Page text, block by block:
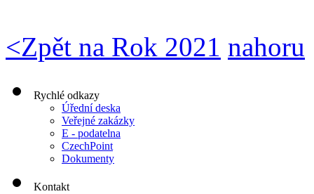
<Zpět na Rok 2021 nahoru
Rychlé odkazy
Úřední deska
Veřejné zakázky
E - podatelna
CzechPoint
Dokumenty
Kontakt